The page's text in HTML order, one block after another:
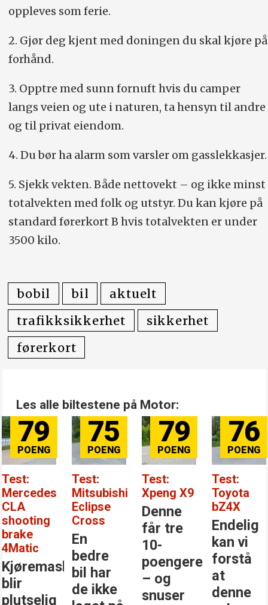
oppleves som ferie.
2. Gjør deg kjent med doningen du skal kjøre på
forhånd.
3. Opptre med sunn fornuft hvis du camper
langs veien og ute i naturen, ta hensyn til andre
og til privat eiendom.
4. Du bør ha alarm som varsler om gasslekkasjer.
5. Sjekk vekten. Både nettovekt – og ikke minst
totalvekten med folk og utstyr. Du kan kjøre på
standard førerkort B hvis totalvekten er under
3500 kilo.
bobil bil
aktuelt
trafikksikkerhet
sikkerhet
førerkort
Les alle biltestene på Motor:
79
Test:
Mercedes
CLA
shooting
brake
4Matic
Kjøremaskinen
blir
plutselig
75
Test:
Mitsubishi
Eclipse
Cross
En
bedre
bil har
de ikke
79
Test:
Xpeng X9
Denne
får tre
10-
poengere
– og
snuser
76
Test:
Toyota
bZ4X
Endelig
kan vi
forstå
at
denne